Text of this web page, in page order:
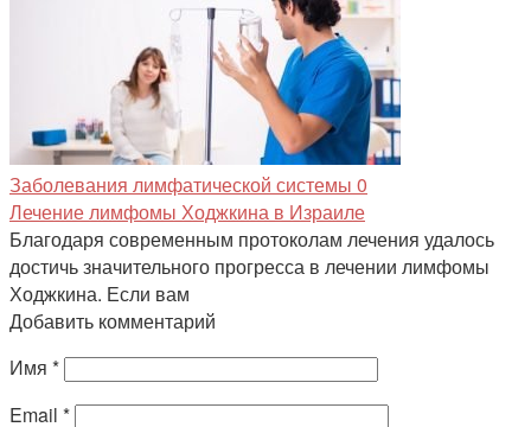
Заболевания лимфатической системы 0
Лечение лимфомы Ходжкина в Израиле
Благодаря современным протоколам лечения удалось
достичь значительного прогресса в лечении лимфомы
Ходжкина. Если вам
Добавить комментарий
Имя *
Email *